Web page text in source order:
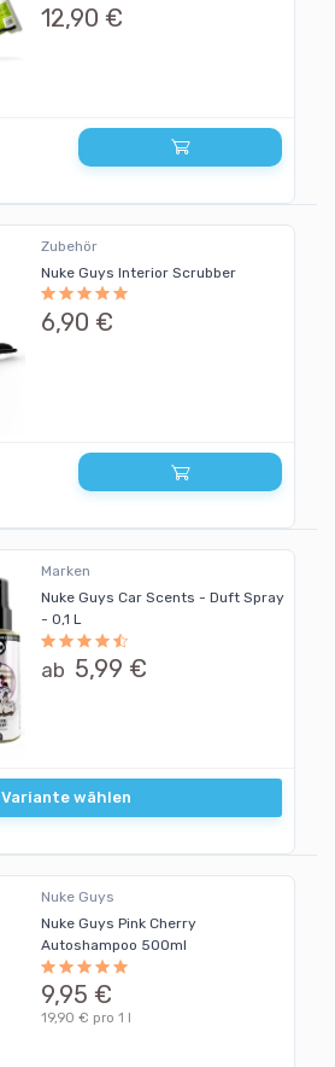
12,90 €
Zubehör
Nuke Guys Interior Scrubber
6,90 €
Marken
Nuke Guys Car Scents - Duft Spray
- 0,1 L
ab 5,99 €
Variante wählen
Nuke Guys
Nuke Guys Pink Cherry
Autoshampoo 500ml
9,95 €
19,90 € pro 1 l